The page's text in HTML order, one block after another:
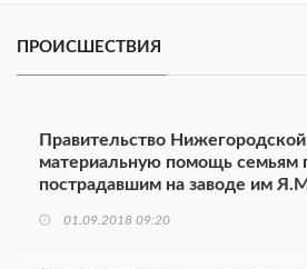
ПРОИСШЕСТВИЯ
Правительство
материальную помощь семьям
пострадавшим на заводе им
01.09.2018 09:20